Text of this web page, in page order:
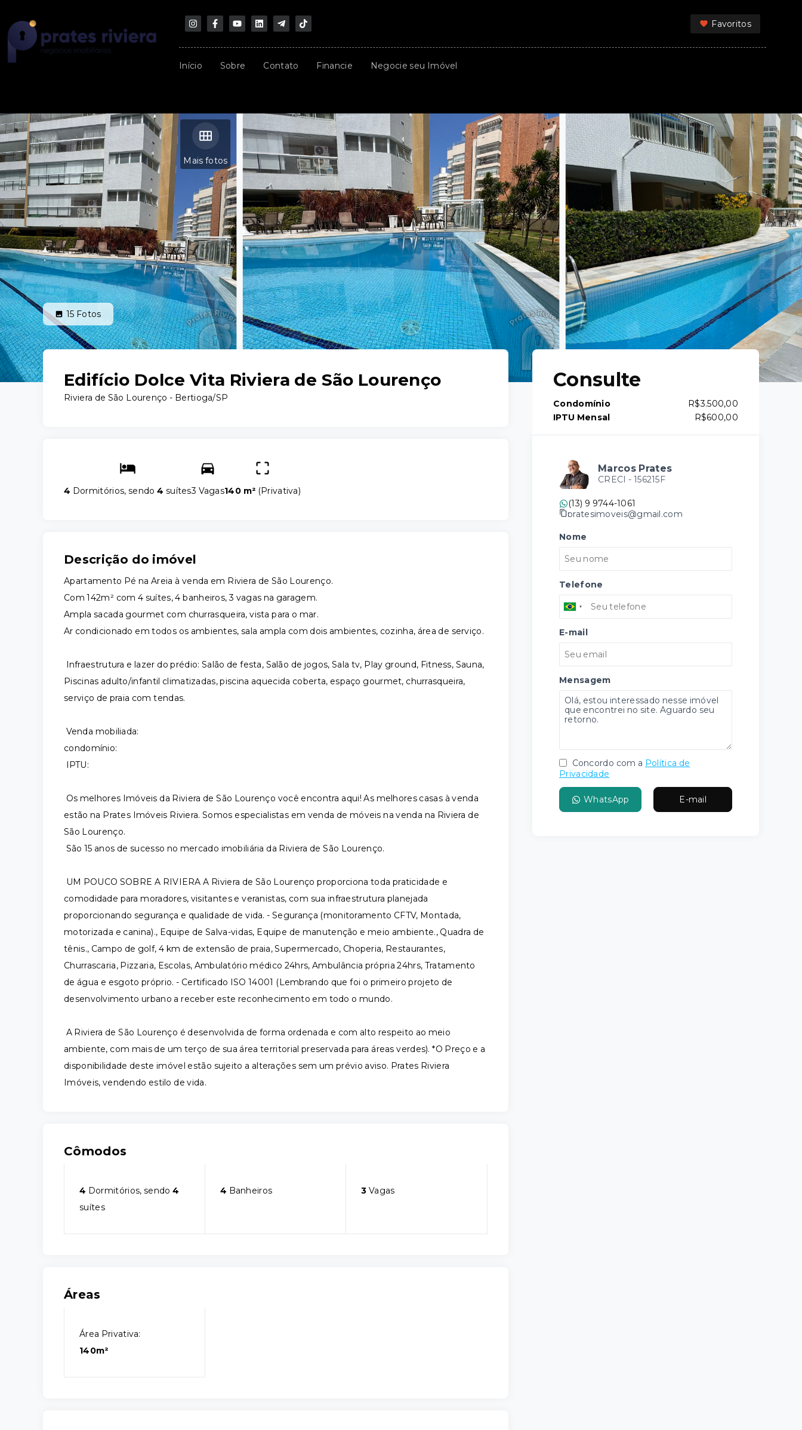
Favoritos
Início Sobre Contato Financie Negocie seu Imóvel
Mais fotos
15 Fotos
Edifício Dolce Vita Riviera de São Lourenço
Riviera de São Lourenço - Bertioga/SP
4 Dormitórios, sendo4 suítes3 Vagas140 m² (Privativa)
Descrição do imóvel
Apartamento Pé na Areia à venda em Riviera de São Lourenço.
Com 142m² com 4 suítes, 4 banheiros, 3 vagas na garagem.
Ampla sacada gourmet com churrasqueira, vista para o mar.
Ar condicionado em todos os ambientes, sala ampla com dois ambientes, cozinha, área de serviço.
Infraestrutura e lazer do prédio: Salão de festa, Salão de jogos, Sala tv, Play ground, Fitness, Sauna,
Piscinas adulto/infantil climatizadas, piscina aquecida coberta, espaço gourmet, churrasqueira,
serviço de praia com tendas.
Venda mobiliada:
condomínio:
IPTU:
Os melhores Imóveis da Riviera de São Lourenço você encontra aqui! As melhores casas à venda
estão na Prates Imóveis Riviera. Somos especialistas em venda de móveis na venda na Riviera de
São Lourenço.
São 15 anos de sucesso no mercado imobiliária da Riviera de São Lourenço.
UM POUCO SOBRE A RIVIERA A Riviera de São Lourenço proporciona toda praticidade e
comodidade para moradores, visitantes e veranistas, com sua infraestrutura planejada
proporcionando segurança e qualidade de vida. - Segurança (monitoramento CFTV, Montada,
motorizada e canina)., Equipe de Salva-vidas, Equipe de manutenção e meio ambiente., Quadra de
tênis., Campo de golf, 4 km de extensão de praia, Supermercado, Choperia, Restaurantes,
Churrascaria, Pizzaria, Escolas, Ambulatório médico 24hrs, Ambulância própria 24hrs, Tratamento
de água e esgoto próprio. - Certificado ISO 14001 (Lembrando que foi o primeiro projeto de
desenvolvimento urbano a receber este reconhecimento em todo o mundo.
A Riviera de São Lourenço é desenvolvida de forma ordenada e com alto respeito ao meio
ambiente, com mais de um terço de sua área territorial preservada para áreas verdes). *O Preço e a
disponibilidade deste imóvel estão sujeito a alterações sem um prévio aviso. Prates Riviera
Imóveis, vendendo estilo de vida.
Cômodos
4 Dormitórios, sendo4
suítes
4 Banheiros 3 Vagas
Áreas
Área Privativa:
140m²
Consulte
Condomínio
R$3.500,00
IPTU Mensal
R$600,00
Marcos Prates
CRECI - 156215F
(13) 9 9744-1061
pratesimoveis@gmail.com
Nome
Telefone
E-mail
Mensagem
Concordo com a Política de
Privacidade
WhatsApp E-mail